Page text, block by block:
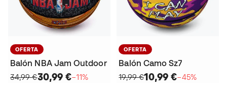
OFERTA
Balón NBA Jam Outdoor
34,99 €30,99 €−11%
OFERTA
Balón Camo Sz7
19,99 €10,99 €−45%